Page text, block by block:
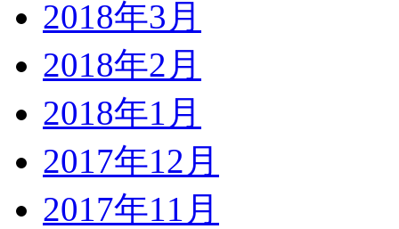
2018年3月
2018年2月
2018年1月
2017年12月
2017年11月